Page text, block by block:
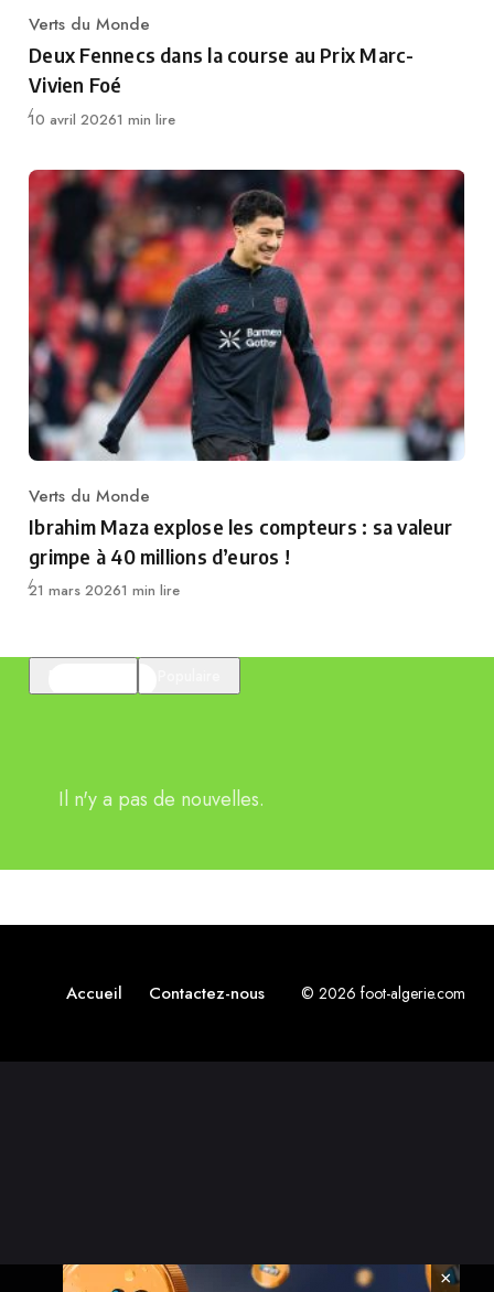
Category
Verts du Monde
Deux Fennecs dans la course au Prix Marc-
Vivien Foé
Publié
10 avril 20261 min lire
Category
Verts du Monde
Ibrahim Maza explose les compteurs : sa valeur
grimpe à 40 millions d’euros !
Publié
21 mars 20261 min lire
Il n'y a pas de nouvelles.
Accueil Contactez-nous © 2026 foot-algerie.com
×